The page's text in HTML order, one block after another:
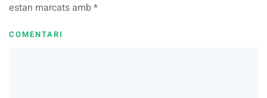
estan marcats amb*
COMENTARI